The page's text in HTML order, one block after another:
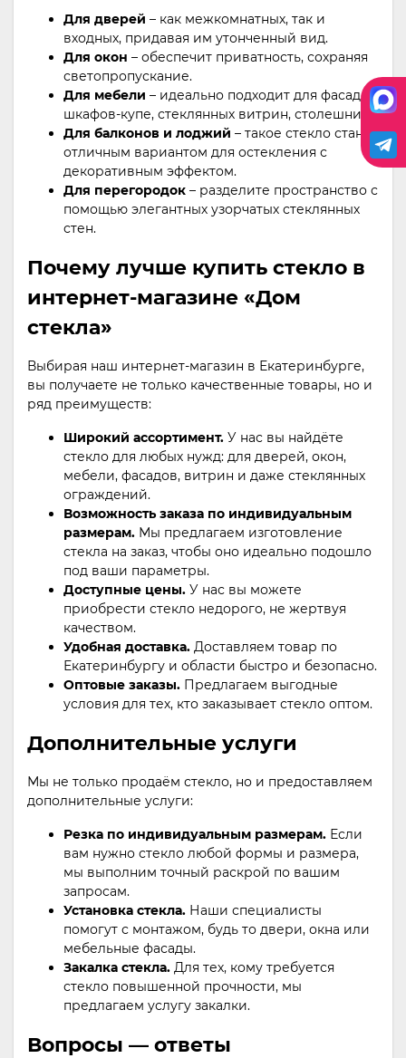
Для дверей – как межкомнатных, так и
входных, придавая им утонченный вид.
Для окон – обеспечит приватность, сохраняя
светопропускание.
Для мебели – идеально подходит для фасадов
шкафов-купе, стеклянных витрин, столешниц.
Для балконов и лоджий – такое стекло станет
отличным вариантом для остекления с
декоративным эффектом.
Для перегородок – разделите пространство с
помощью элегантных узорчатых стеклянных
стен.
Почему лучше купить стекло в
интернет-магазине «Дом
стекла»
Выбирая наш интернет-магазин в Екатеринбурге,
вы получаете не только качественные товары, но и
ряд преимуществ:
Широкий ассортимент. У нас вы найдёте
стекло для любых нужд: для дверей, окон,
мебели, фасадов, витрин и даже стеклянных
ограждений.
Возможность заказа по индивидуальным
размерам. Мы предлагаем изготовление
стекла на заказ, чтобы оно идеально подошло
под ваши параметры.
Доступные цены. У нас вы можете
приобрести стекло недорого, не жертвуя
качеством.
Удобная доставка. Доставляем товар по
Екатеринбургу и области быстро и безопасно.
Оптовые заказы. Предлагаем выгодные
условия для тех, кто заказывает стекло оптом.
Дополнительные услуги
Мы не только продаём стекло, но и предоставляем
дополнительные услуги:
Резка по индивидуальным размерам. Если
вам нужно стекло любой формы и размера,
мы выполним точный раскрой по вашим
запросам.
Установка стекла. Наши специалисты
помогут с монтажом, будь то двери, окна или
мебельные фасады.
Закалка стекла. Для тех, кому требуется
стекло повышенной прочности, мы
предлагаем услугу закалки.
Вопросы — ответы